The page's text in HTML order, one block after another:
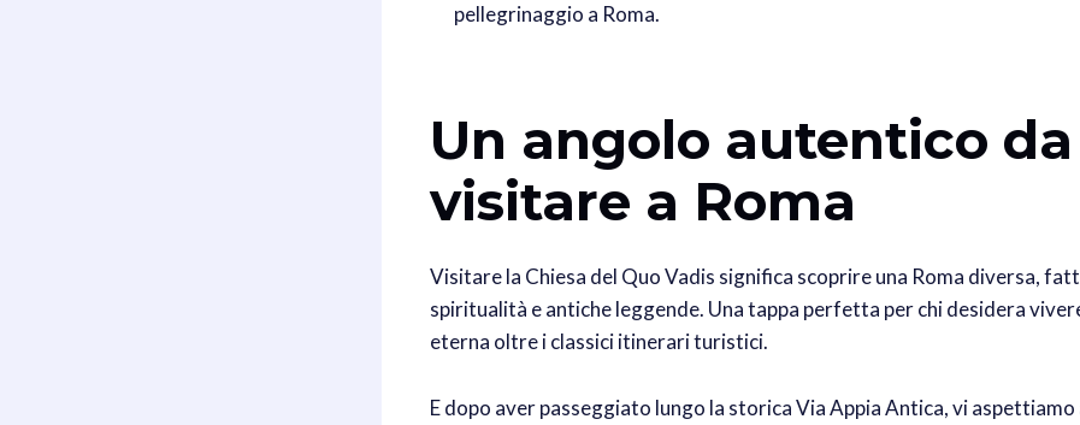
pellegrinaggio a Roma.
Un angolo autentico da
visitare a Roma
Visitare la Chiesa del Quo Vadis significa scoprire una Roma diversa,
spiritualità e antiche leggende. Una tappa perfetta per chi desidera
eterna oltre i classici itinerari turistici.
E dopo aver passeggiato lungo la storica Via Appia Antica, vi aspettiamo